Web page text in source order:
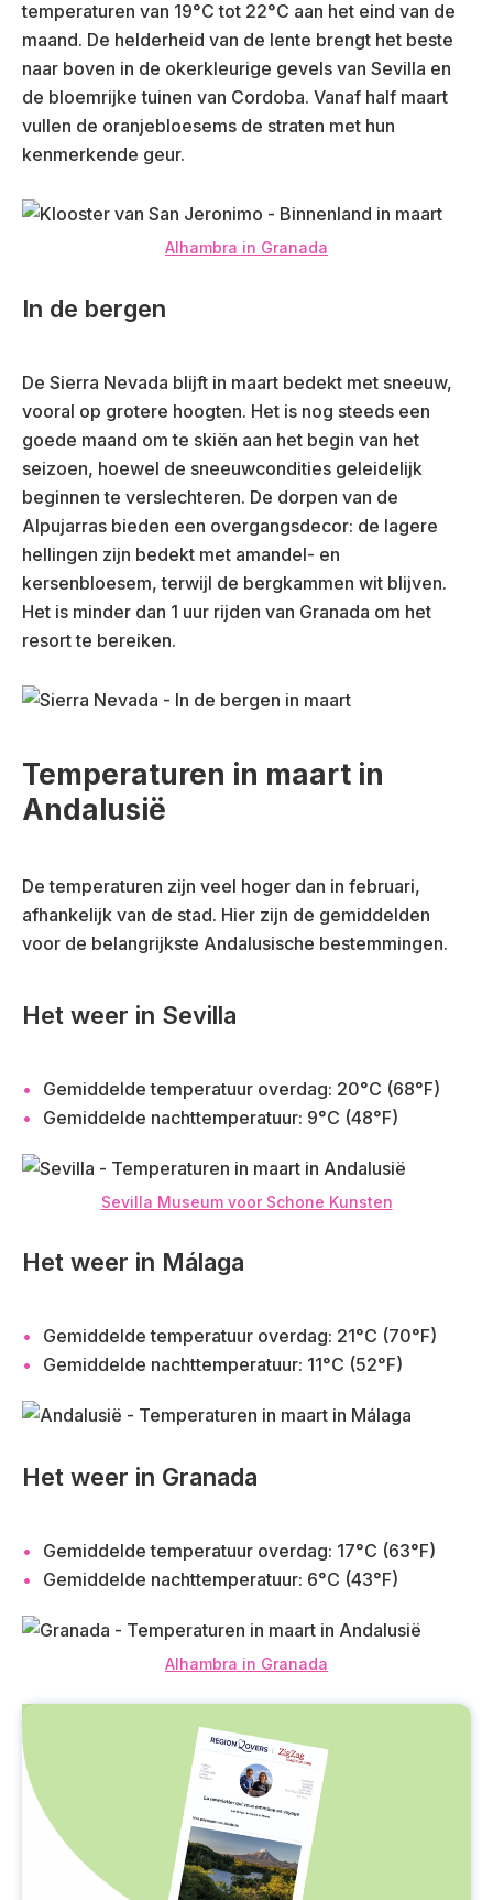
temperaturen van 19°C tot 22°C aan het eind van de
maand. De helderheid van de lente brengt het beste
naar boven in de okerkleurige gevels van Sevilla en
de bloemrijke tuinen van Cordoba. Vanaf half maart
vullen de oranjebloesems de straten met hun
kenmerkende geur.
Alhambra in Granada
In de bergen
De Sierra Nevada blijft in maart bedekt met sneeuw,
vooral op grotere hoogten. Het is nog steeds een
goede maand om te skiën aan het begin van het
seizoen, hoewel de sneeuwcondities geleidelijk
beginnen te verslechteren. De dorpen van de
Alpujarras bieden een overgangsdecor: de lagere
hellingen zijn bedekt met amandel- en
kersenbloesem, terwijl de bergkammen wit blijven.
Het is minder dan 1 uur rijden van Granada om het
resort te bereiken.
Temperaturen in maart in
Andalusië
De temperaturen zijn veel hoger dan in februari,
afhankelijk van de stad. Hier zijn de gemiddelden
voor de belangrijkste Andalusische bestemmingen.
Het weer in Sevilla
Gemiddelde temperatuur overdag: 20°C (68°F)
Gemiddelde nachttemperatuur: 9°C (48°F)
Sevilla Museum voor Schone Kunsten
Het weer in Málaga
Gemiddelde temperatuur overdag: 21°C (70°F)
Gemiddelde nachttemperatuur: 11°C (52°F)
Het weer in Granada
Gemiddelde temperatuur overdag: 17°C (63°F)
Gemiddelde nachttemperatuur: 6°C (43°F)
Alhambra in Granada